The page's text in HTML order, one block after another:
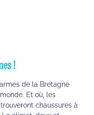
!
de la Bretagne
Et où, les
chaussures à